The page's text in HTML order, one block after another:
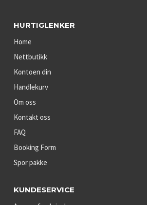
HURTIGLENKER
Home
Nettbutikk
Kontoen din
Handlekurv
Om oss
Kontakt oss
FAQ
Booking Form
Spor pakke
KUNDESERVICE